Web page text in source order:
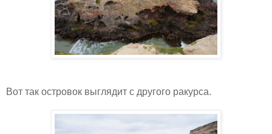
Вот так островок выглядит с другого ракурса.